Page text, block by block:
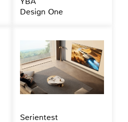
Design One
Serientest